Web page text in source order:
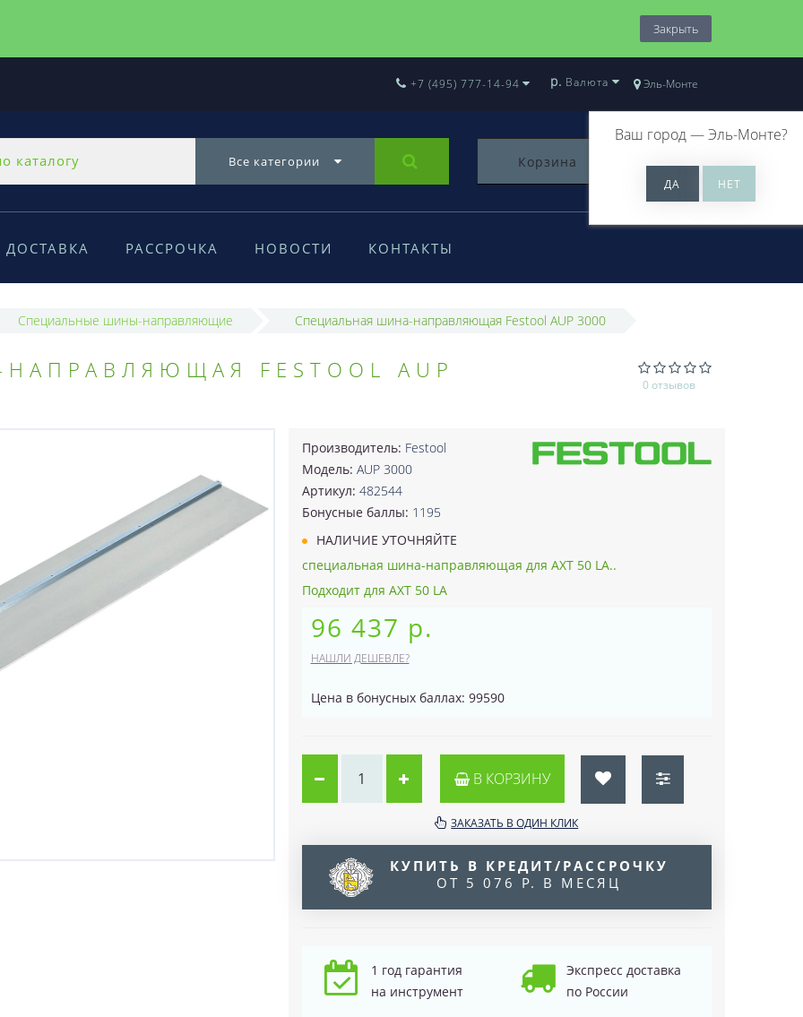
Закрыть
Эль-Монте
Ваш город —Эль-Монте?
+7 (495) 777-14-94 р. Валюта
Все категории Корзина 0
ДОСТАВКА РАССРОЧКА НОВОСТИ КОНТАКТЫ
Специальные шины-направляющие Cпециальная шина-направляющая Festool AUP 3000
FESTOOL AUP
0 отзывов
Производитель: Festool
Модель: AUP 3000
Артикул: 482544
Бонусные баллы: 1195
НАЛИЧИЕ УТОЧНЯЙТЕ
специальная шина-направляющая для AXT 50 LA..
Подходит для AXT 50 LA
96 437 р.
НАШЛИ ДЕШЕВЛЕ?
Цена в бонусных баллах: 99590
В КОРЗИНУ
ЗАКАЗАТЬ В ОДИН КЛИК
КУПИТЬ В КРЕДИТ/РАССРОЧКУ
ОТ 5 076 Р. В МЕСЯЦ
1 год гарантия
на инструмент
Экспресс доставка
по России